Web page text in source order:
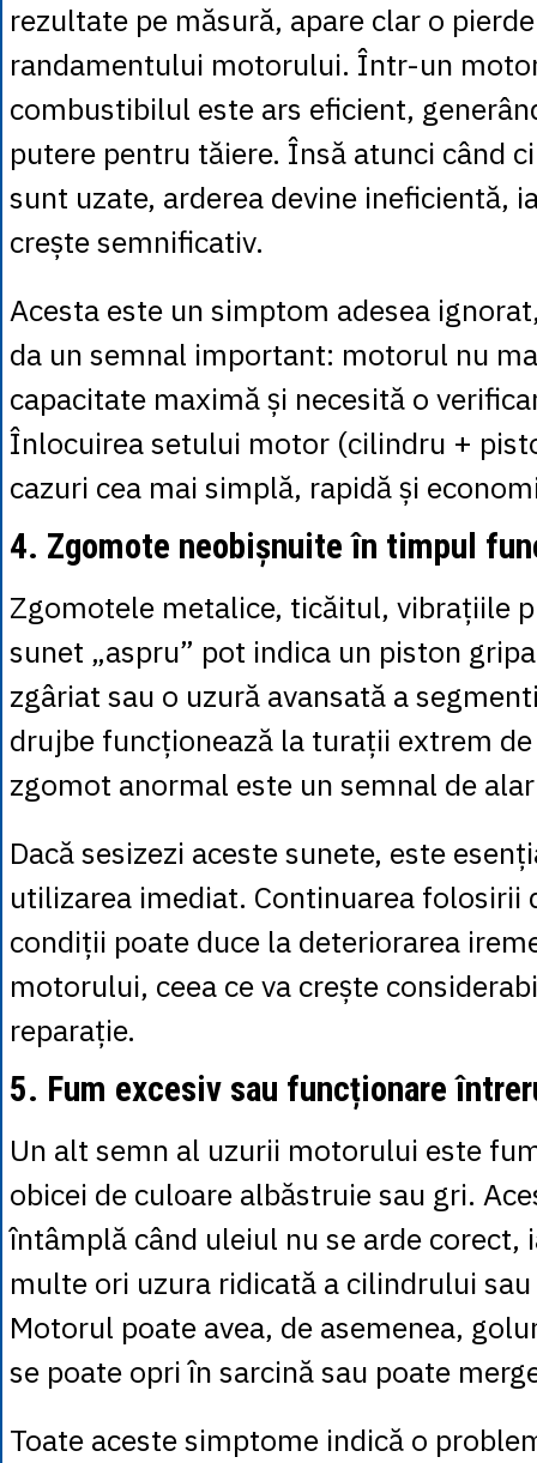
rezultate pe măsură, apare clar o
randamentului motorului. Într-un
combustibilul este ars eficient,
putere pentru tăiere. Însă atunci când
sunt uzate, arderea devine ineficientă,
crește semnificativ.
Acesta este un simptom adesea
da un semnal important: motorul nu
capacitate maximă și necesită o
Înlocuirea setului motor (cilindru +
cazuri cea mai simplă, rapidă și
4. Zgomote neobișnuite în timpul
Zgomotele metalice, ticăitul, vibrațiile
sunet „aspru” pot indica un piston
zgâriat sau o uzură avansată a
drujbe funcționează la turații extrem
zgomot anormal este un semnal de
Dacă sesizezi aceste sunete, este
utilizarea imediat. Continuarea folosirii
condiții poate duce la deteriorarea
motorului, ceea ce va crește
reparație.
5. Fum excesiv sau funcționare
Un alt semn al uzurii motorului este
obicei de culoare albăstruie sau gri.
întâmplă când uleiul nu se arde corect,
multe ori uzura ridicată a cilindrului
Motorul poate avea, de asemenea,
se poate opri în sarcină sau poate
Toate aceste simptome indică o